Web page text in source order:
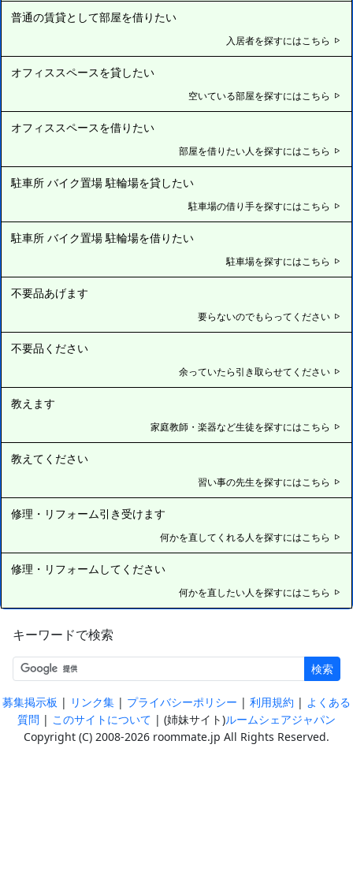
普通の賃貸として部屋を借りたい
入居者を探すにはこちら
オフィススペースを貸したい
空いている部屋を探すにはこちら
オフィススペースを借りたい
部屋を借りたい人を探すにはこちら
駐車所 バイク置場 駐輪場を貸したい
駐車場の借り手を探すにはこちら
駐車所 バイク置場 駐輪場を借りたい
駐車場を探すにはこちら
不要品あげます
要らないのでもらってください
不要品ください
余っていたら引き取らせてください
教えます
家庭教師・楽器など生徒を探すにはこちら
教えてください
習い事の先生を探すにはこちら
修理・リフォーム引き受けます
何かを直してくれる人を探すにはこちら
修理・リフォームしてください
何かを直したい人を探すにはこちら
キーワードで検索
検索
募集掲示板 | リンク集 | プライバシーポリシー | 利用規約 | よくある
質問 | このサイトについて | (姉妹サイト)ルームシェアジャパン
Copyright (C) 2008-2026 roommate.jp All Rights Reserved.